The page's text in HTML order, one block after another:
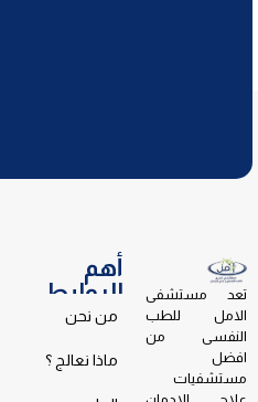
تعد مستشفى
الامل للطب
النفسى من
افضل
مستشفيات
أهم
الروابط
من نحن
ماذا نعالج ؟